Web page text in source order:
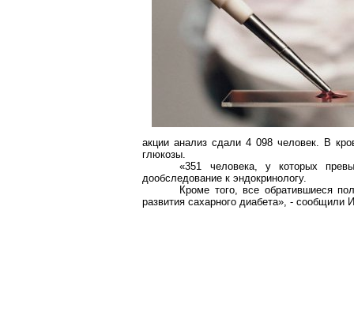
акции анализ сдали 4 098 человек. В
глюкозы.
«351 человека, укоторых
дообследование к эндокринологу.
Кроме того, все обратившиеся
развития сахарного диабета», - сообщили